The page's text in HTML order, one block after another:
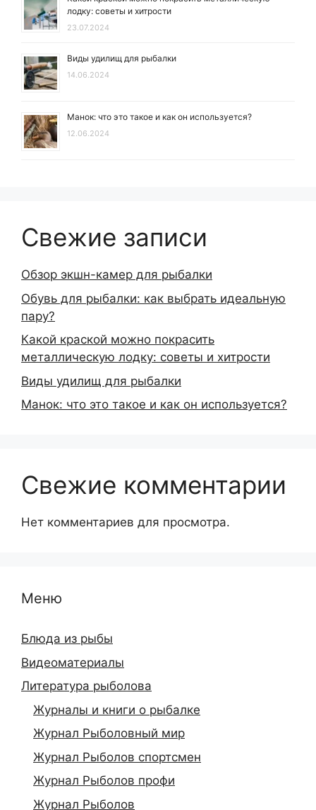
лодку: советы и хитрости
23.07.2024
Виды удилищ для рыбалки
14.06.2024
Манок: что это такое и как он используется?
12.06.2024
Свежие записи
Обзор экшн-камер для рыбалки
Обувь для рыбалки: как выбрать идеальную
пару?
Какой краской можно покрасить
металлическую лодку: советы и хитрости
Виды удилищ для рыбалки
Манок: что это такое и как он используется?
Свежие комментарии
Нет комментариев для просмотра.
Меню
Блюда из рыбы
Видеоматериалы
Литература рыболова
Журналы и книги о рыбалке
Журнал Рыболовный мир
Журнал Рыболов спортсмен
Журнал Рыболов профи
Журнал Рыболов